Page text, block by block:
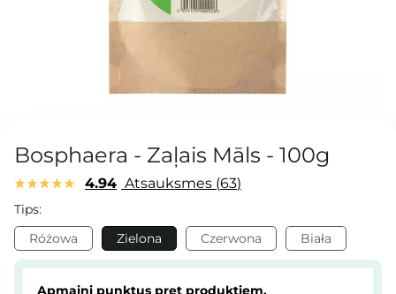
Bosphaera - Zaļais Māls - 100g
4.94 Atsauksmes 63
Tips:
Różowa
Zielona Czerwona Biała